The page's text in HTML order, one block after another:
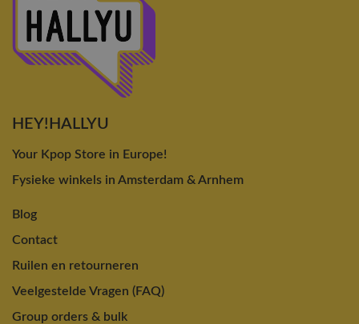
HEY!HALLYU
Your Kpop Store in Europe!
Fysieke winkels in Amsterdam & Arnhem
Blog
Contact
Ruilen en retourneren
Veelgestelde Vragen (FAQ)
Group orders & bulk